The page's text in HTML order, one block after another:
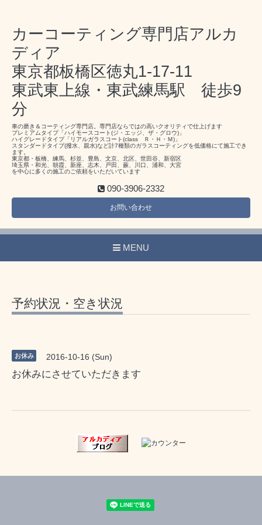
カーコーティング専門店アルカ
ディア
東京都板橋区徳丸1-17-11
東武東上線・東武練馬駅 徒歩9
分
車の磨き＆コーティング専門店。専門店ならではの高いクオリティで仕上げます
プレミアムタイプ「ハイモースコート(ジ・エッジ、ザ・グロウ)」
ハイグレードタイプ「リアルガラスコート(class Ｒ・Ｈ・Ｍ)」
スタンダードタイプ(撥水、親水)など計7種類のガラスコーティングを低価格にて施工でき
ます。
東京都・板橋、練馬、杉並、豊島、文京、北区、世田谷、新宿区
埼玉県・和光、朝霞、新座、志木、戸田、蕨、川口、浦和、大宮
を中心に多くの施工のご依頼をいただいています
090-3906-2332
お問い合わせ
MENU
予約状況・空き状況
お休み 2016-10-16 (Sun)
お休みにさせていただきます